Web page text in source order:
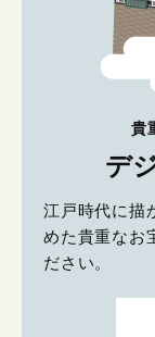
貴
デ
江戸時代に描
めた貴重なお
ださい。